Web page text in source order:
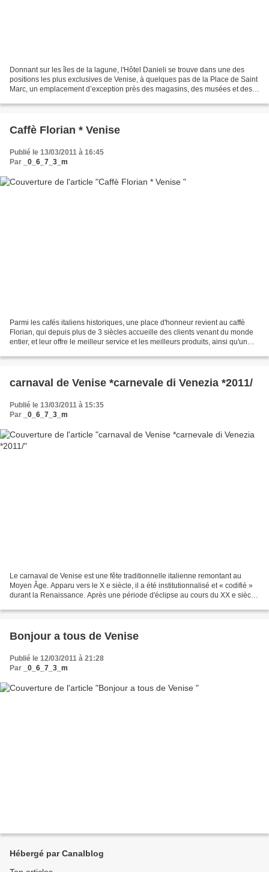
Donnant sur les îles de la lagune, l'Hôtel Danieli se trouve dans une des
positions les plus exclusives de Venise, à quelques pas de la Place de Saint
Marc, un emplacement d’exception près des magasins, des musées et des
Caffè Florian * Venise
Publié le 13/03/2011 à 16:45
Par
_0_6_7_3_m
Parmi les cafés italiens historiques, une place d'honneur revient au caffè
Florian, qui depuis plus de 3 siècles accueille des clients venant du monde
entier, et leur offre le meilleur service et les meilleurs produits, ainsi qu'un
carnaval de Venise *carnevale di Venezia *2011/
Publié le 13/03/2011 à 15:35
Par
_0_6_7_3_m
Le carnaval de Venise est une fête traditionnelle italienne remontant au
Moyen Âge. Apparu vers le X e siècle, il a été institutionnalisé et « codifié »
durant la Renaissance. Après une période d'éclipse au cours du XX e siècle,
Bonjour a tous de Venise
Publié le 12/03/2011 à 21:28
Par
_0_6_7_3_m
Hébergé par Canalblog